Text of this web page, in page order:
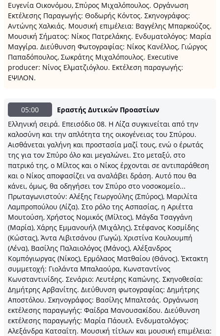
Ευγενία Οικονόμου, Σπύρος Μιχαλόπουλος. Οργάνωση
Εκτέλεσης Παραγωγής: Θοδωρής Κόντος. Σκηνογράφος:
Αντώνης Χαλκιάς. Μουσική επιμέλεια: Βαγγέλης Μπαρκούζος.
Μουσική Σήματος: Νίκος Πατρελάκης. Ενδυματολόγος: Μαρία
Μαγγίρα. Διεύθυνση Φωτογραφίας: Νίκος Κανέλλος, Γιώργος
Παπαδόπουλος, Σωκράτης Μιχαλόπουλος. Executive
producer: Νίνος Ελματζιόγλου. Εκτέλεση παραγωγής:
ΕΨΙΛΟΝ.
05:00
Εραστής Δυτικών Προαστίων
Ελληνική σειρά. Επεισόδιο 08. Η Λίζα συγκινείται από την
καλοσύνη και την απλότητα της οικογένειας του Σπύρου.
Αισθάνεται γαλήνη και προστασία μαζί τους, ενώ ο έρωτάς
της για τον Σπύρο όλο και μεγαλώνει. Στο μεταξύ, στο
πατρικό της, ο Μίλτος και ο Νίκος έρχονται σε αντιπαράθεση
και ο Νίκος αποφασίζει να αναλάβει δράση. Αυτό που θα
κάνει, όμως, θα οδηγήσει τον Σπύρο στο νοσοκομείο...
Πρωταγωνιστούν: Αλέξης Γεωργούλης (Σπύρος), Μαριλίτα
Λαμπροπούλου (Λίζα). Στο ρόλο της Ασπασίας, η Αριέττα
Μουτούση, Χρήστος Νομικός (Μίλτος), Μάγδα Τσαγγάνη
(Μαρία), Χάρης Εμμανουήλ (Μιχάλης), Στέφανος Κοσμίδης
(Κώστας), Άντα Λιβιτσάνου (Γωγώ), Χριστίνα Κουλουμπή
(Λένα), Βασίλης Παλαιολόγος (Μάνος), Αλέξανδρος
Κομπόγιωργας (Νίκος), Ερμόλαος Ματθαίου (Θάνος). Έκτακτη
συμμετοχή: Γιολάντα Μπαλαούρα, Κωνσταντίνος
Κωνσταντινίδης. Σενάριο: Λευτέρης Καπώνης. Σκηνοθεσία:
Δημήτρης Αρβανίτης. Διεύθυνση φωτογραφίας: Δημήτρης
Αποστόλου. Σκηνογράφος: Βασίλης Μπαλτσάς. Οργάνωση
εκτέλεσης παραγωγής: Φαίδρα Μανουσακίδου. Διεύθυνση
εκτέλεσης παραγωγής: Μαρία Πάουελ. Ενδυματολόγος:
Αλεξάνδρα Κατσαΐτη. Μουσική τίτλων και μουσική επιμέλεια: